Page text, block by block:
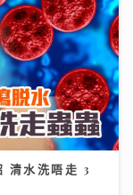
清水洗唔走 3